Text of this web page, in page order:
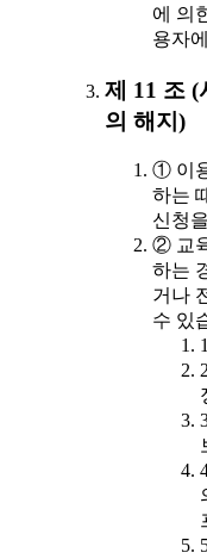
에 의
용자
제 11 조 (
의 해지)
① 이
하는
신청
② 교
하는
거나
수 있